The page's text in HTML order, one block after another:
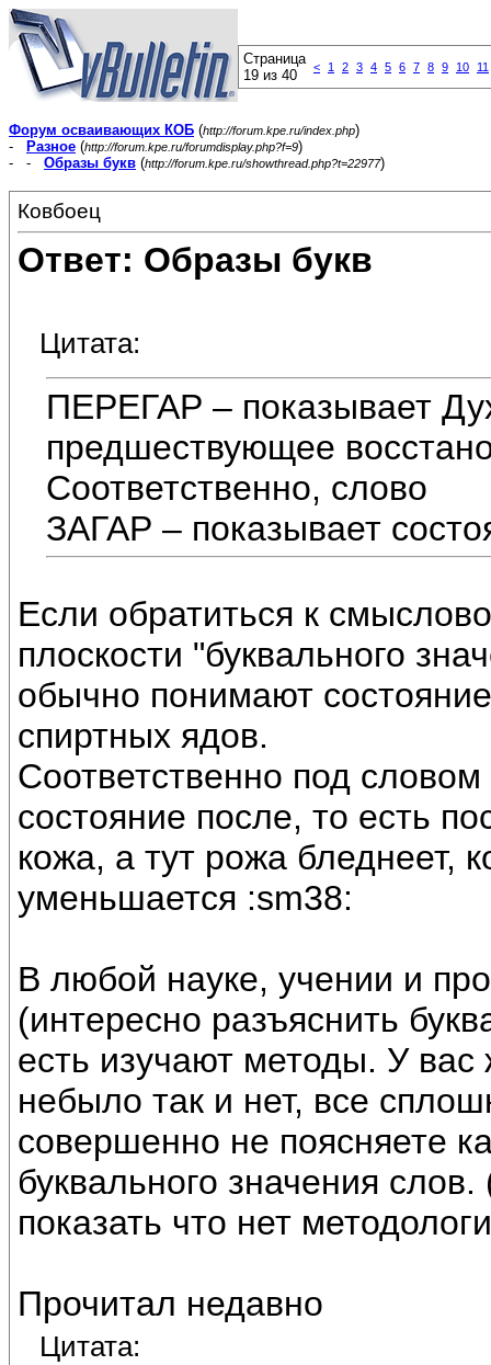
Страница
19 из 40
< 1 2 3 4 5 6 7 8 9 10 11
Форум осваивающих КОБ (http://forum.kpe.ru/index.php)
-
Разное (http://forum.kpe.ru/forumdisplay.php?f=9)
- - Образы букв (http://forum.kpe.ru/showthread.php?t=22977)
Ковбоец
Ответ: Образы букв
Цитата:
ПЕРЕГАР – показывает
предшествующее
Соответственно, слово
ЗАГАР – показывает
Если обратиться к
плоскости "буквального
обычно понимают
спиртных ядов.
Соответственно под
состояние после, то есть
кожа, а тут рожа бледнеет,
уменьшается :sm38:
В любой науке, учении и
(интересно разъяснить
есть изучают методы. У вас
небыло так и нет, все
совершенно не поясняете
буквального значения
показать что нет
Прочитал недавно
Цитата: